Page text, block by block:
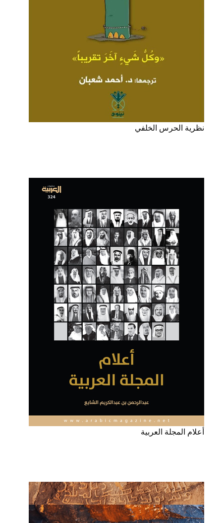
نظرية الحرس الخلفي
أعلام المجلة العربية